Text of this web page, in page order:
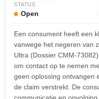
STATUS
Open
Een consument heeft een
vanwege het negeren van
Ultra (Dossier CMM-
om contact op te nemen
geen oplossing ontvangen
de claim verstrekt. De
communicatie en